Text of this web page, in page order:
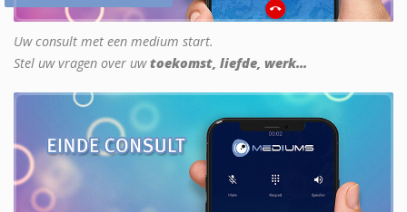
Uw consult met een medium start.
Stel uw vragen over uwtoekomst, liefde, werk...